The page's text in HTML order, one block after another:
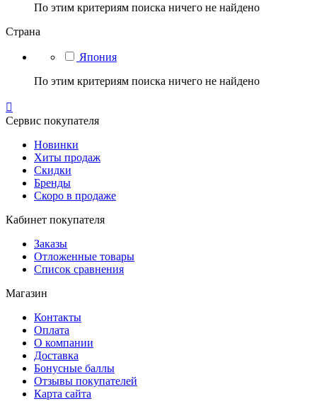
По этим критериям поиска ничего не найдено
Страна
Япония
По этим критериям поиска ничего не найдено

Сервис покупателя
Новинки
Хиты продаж
Скидки
Бренды
Скоро в продаже
Кабинет покупателя
Заказы
Отложенные товары
Список сравнения
Магазин
Контакты
Оплата
О компании
Доставка
Бонусные баллы
Отзывы покупателей
Карта сайта